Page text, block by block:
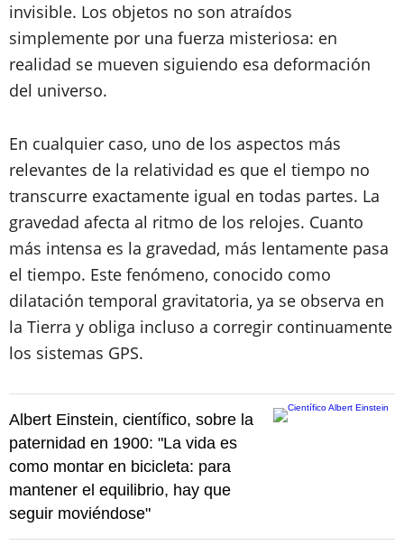
invisible. Los objetos no son atraídos
simplemente por una fuerza misteriosa: en
realidad se mueven siguiendo esa deformación
del universo.
En cualquier caso, uno de los aspectos más
relevantes de la relatividad es que el tiempo no
transcurre exactamente igual en todas partes. La
gravedad afecta al ritmo de los relojes. Cuanto
más intensa es la gravedad, más lentamente pasa
el tiempo. Este fenómeno, conocido como
dilatación temporal gravitatoria, ya se observa en
la Tierra y obliga incluso a corregir continuamente
los sistemas GPS.
Albert Einstein, científico, sobre la
paternidad en 1900: "La vida es
como montar en bicicleta: para
mantener el equilibrio, hay que
seguir moviéndose"